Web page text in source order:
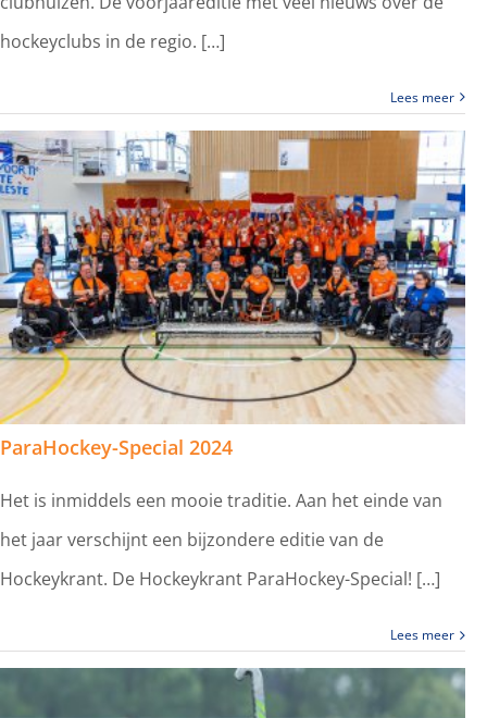
hockeyclubs in de regio. […]
Lees meer
ParaHockey-Special 2024
Het is inmiddels een mooie traditie. Aan het einde van
het jaar verschijnt een bijzondere editie van de
Hockeykrant. De Hockeykrant ParaHockey-Special! […]
Lees meer